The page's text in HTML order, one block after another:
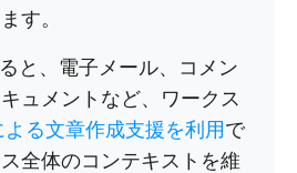
す。
と、電子メール、コメン
ュメントなど、ワークス
よる文章作成支援を利用で
全体のコンテキストを維